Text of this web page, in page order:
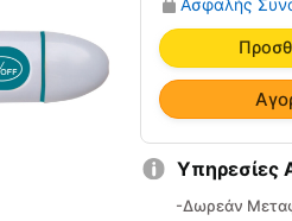
Digit
40
Flex
CA
MI
0810135
ποσότητα
Υπηρεσίες
-Δωρεάν